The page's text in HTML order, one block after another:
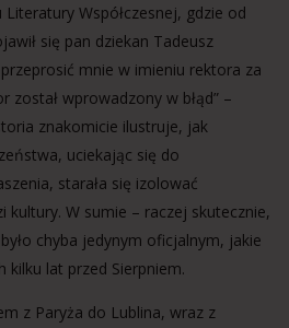
Współczesnej, gdzie od
się pan dziekan Tadeusz
mnie w imieniu rektora za
został wprowadzony w błąd” –
znakomicie ilustruje, jak
uciekając się do
starała się izolować
kultury. W sumie – raczej skutecznie,
chyba jedynym oficjalnym, jakie
kilku lat przed Sierpniem.
z Paryża do Lublina, wraz z